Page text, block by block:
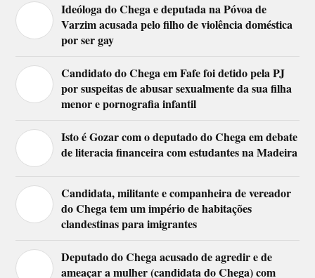
Ideóloga do Chega e deputada na Póvoa de
Varzim acusada pelo filho de violência doméstica
por ser gay
Candidato do Chega em Fafe foi detido pela PJ
por suspeitas de abusar sexualmente da sua filha
menor e pornografia infantil
Isto é Gozar com o deputado do Chega em debate
de literacia financeira com estudantes na Madeira
Candidata, militante e companheira de vereador
do Chega tem um império de habitações
clandestinas para imigrantes
Deputado do Chega acusado de agredir e de
ameaçar a mulher (candidata do Chega) com